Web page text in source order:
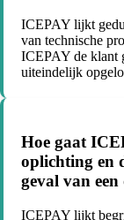
ICEPAY lijkt
van technische
ICEPAY de klant
uiteindelijk
Hoe gaat
oplichting en
geval van
ICEPAY lijkt